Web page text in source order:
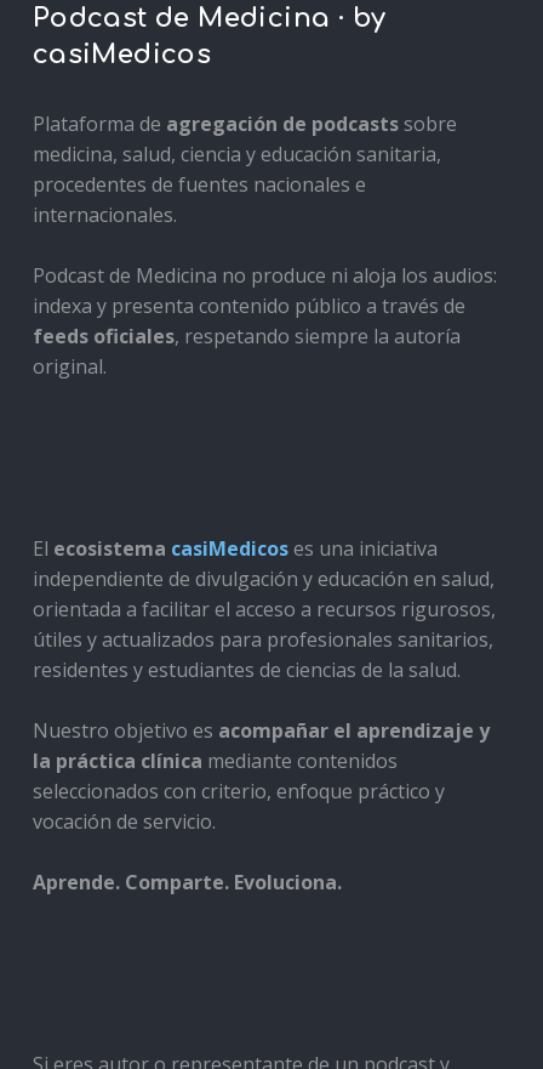
Podcast de Medicina · by
casiMedicos
Plataforma de agregación de podcastssobre
medicina, salud, ciencia y educación sanitaria,
procedentes de fuentes nacionales e
internacionales.
Podcast de Medicina no produce ni aloja los audios:
indexa y presenta contenido público a través de
feeds oficiales, respetando siempre la autoría
original.
El ecosistema casiMedicoses una iniciativa
independiente de divulgación y educación en salud,
orientada a facilitar el acceso a recursos rigurosos,
útiles y actualizados para profesionales sanitarios,
residentes y estudiantes de ciencias de la salud.
Nuestro objetivo es acompañar el aprendizaje y
la práctica clínica mediante contenidos
seleccionados con criterio, enfoque práctico y
vocación de servicio.
Aprende. Comparte. Evoluciona.